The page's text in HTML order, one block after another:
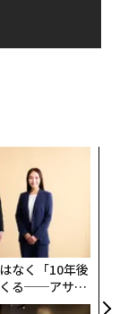
なく「10年後
る──アサイ
支援とは